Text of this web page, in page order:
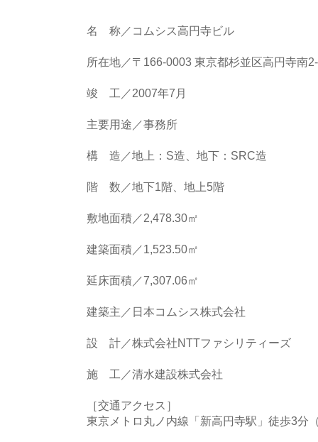
名 称／コムシス高円寺ビル
所在地／〒166-0003 東京都杉並区高円寺南
竣 工／2007年7月
主要用途／事務所
構 造／地上：S造、地下：SRC造
階 数／地下1階、地上5階
敷地面積／2,478.30㎡
建築面積／1,523.50㎡
延床面積／7,307.06㎡
建築主／日本コムシス株式会社
設 計／株式会社NTTファシリティーズ
施 工／清水建設株式会社
［交通アクセス］
東京メトロ丸ノ内線「新高円寺駅」徒歩3分